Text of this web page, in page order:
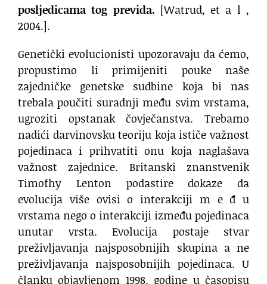
posljedicama tog previda. [Watrud, et a l ,
2004.].
Genetički evolucionisti upozoravaju da ćemo,
propustimo li primijeniti pouke naše
zajedničke genetske sudbine koja bi nas
trebala poučiti suradnji među svim vrstama,
ugroziti opstanak čovječanstva. Trebamo
nadići darvinovsku teoriju koja ističe važnost
pojedinaca i prihvatiti onu koja naglašava
važnost zajednice. Britanski znanstvenik
Timofhy Lenton podastire dokaze da
evolucija više ovisi o interakciji m e đ u
vrstama nego o interakciji između pojedinaca
unutar vrsta. Evolucija postaje stvar
preživljavanja najsposobnijih skupina a ne
preživljavanja najsposobnijih pojedinaca. U
članku objavljenom 1998. godine u časopisu